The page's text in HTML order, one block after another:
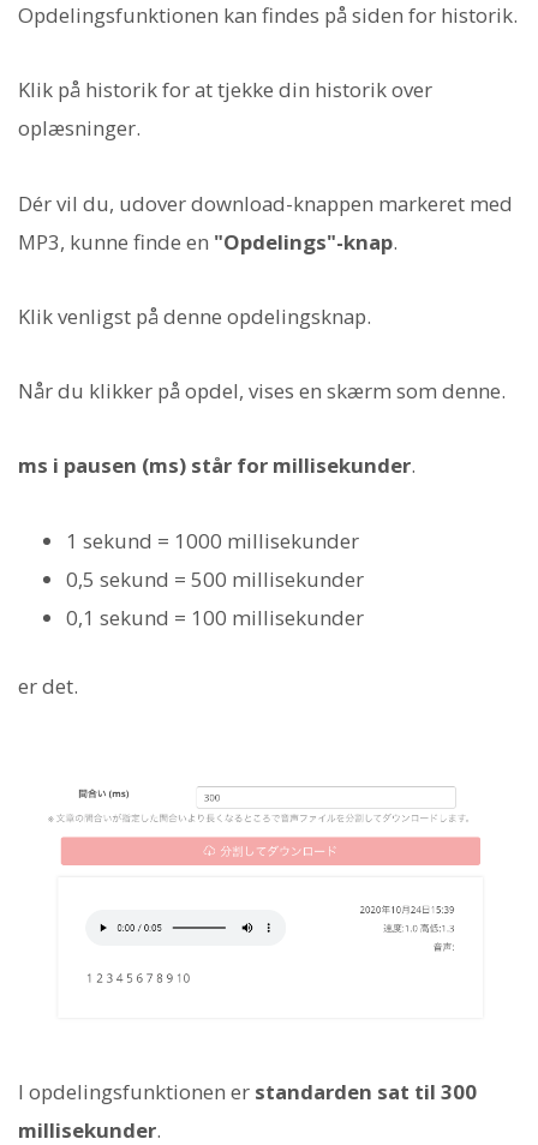
Opdelingsfunktionen kan findes på siden for historik.
Klik på historik for at tjekke din historik over
oplæsninger.
Dér vil du, udover download-knappen markeret med
MP3, kunne finde en "Opdelings"-knap.
Klik venligst på denne opdelingsknap.
Når du klikker på opdel, vises en skærm som denne.
ms i pausen (ms) står for millisekunder.
1 sekund = 1000 millisekunder
0,5 sekund = 500 millisekunder
0,1 sekund = 100 millisekunder
er det.
I opdelingsfunktionen er standarden sat til 300
millisekunder.